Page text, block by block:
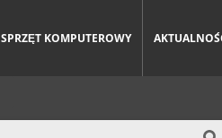
SPRZĘT KOMPUTEROWY